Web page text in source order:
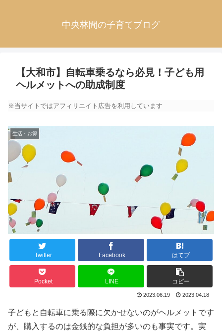
中央林間の子育てブログ
【大和市】自転車乗るなら必見！子ども用
ヘルメットへの助成制度
※当サイトではアフィリエイト広告を利用しています
生活・お得
Twitter Facebook はてブ
Pocket LINE コピー
2023.06.19 2023.04.18
子どもと自転車に乗る際に欠かせないのがヘルメットです
が、購入するのは金銭的な負担が多いのも事実です。実